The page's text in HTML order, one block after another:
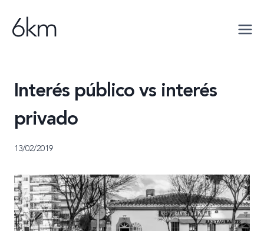
contenido
6km
Interés público vs interés
privado
13/02/2019